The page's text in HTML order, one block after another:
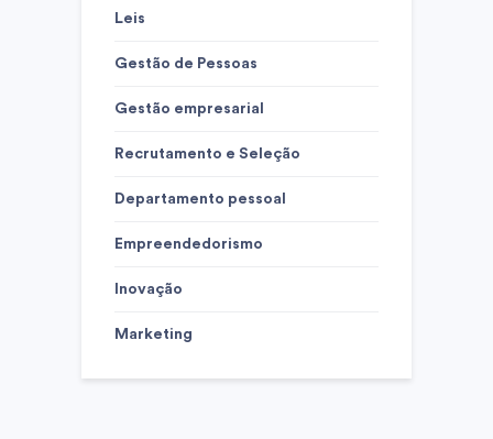
Leis
Gestão de Pessoas
Gestão empresarial
Recrutamento e Seleção
Departamento pessoal
Empreendedorismo
Inovação
Marketing